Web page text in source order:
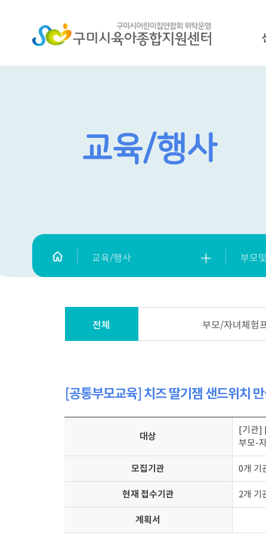
교육/행사
교육/행사 부모
전체 부모/자녀체험
[공통부모교육] 치즈 딸기잼 샌드위치
대상
[기관]
부모-
모집기관 0개 기
현재 접수기관 2개 기
계획서